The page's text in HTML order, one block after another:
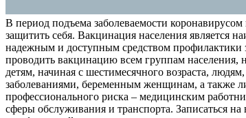
В период подъема заболеваемости
защитить себя. Вакцинация населения является
надежным и доступным средством профилактики
проводить вакцинацию всем группам населения,
детям, начиная с шестимесячного возраста,
заболеваниями, беременным женщинам, а также
профессионального риска – медицинским
сферы обслуживания и транспорта. Записаться